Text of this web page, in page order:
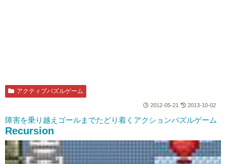
アクティブパズルゲーム
2012-05-21 2013-10-02
障害を乗り越えゴールまでたどり着くアクションパズルゲーム
Recursion